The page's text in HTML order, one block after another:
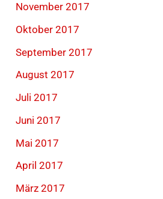
November 2017
Oktober 2017
September 2017
August 2017
Juli 2017
Juni 2017
Mai 2017
April 2017
März 2017